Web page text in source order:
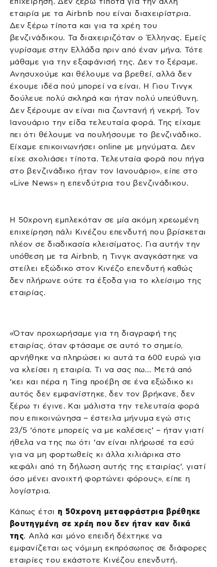
εταιρία με τα Airbnb που είναι διαχειρίστρια.
Δεν ξέρω τίποτα και για τα χρέη του
βενζινάδικου. Τα διαχειριζόταν ο Έλληνας. Εμείς
γυρίσαμε στην Ελλάδα πριν από έναν μήνα. Τότε
μάθαμε για την εξαφάνισή της. Δεν το ξέραμε.
Ανησυχούμε και θέλουμε να βρεθεί, αλλά δεν
έχουμε ιδέα πού μπορεί να είναι. Η Γιου Τινγκ
δούλευε πολύ σκληρά και ήταν πολύ υπεύθυνη.
Δεν ξέρουμε αν είναι πια ζωντανή ή νεκρή. Τον
Ιανουάριο την είδα τελευταία φορά. Της είχαμε
πει ότι θέλουμε να πουλήσουμε το βενζινάδικο.
Είχαμε επικοινωνήσει online με μηνύματα. Δεν
είχε σχολιάσει τίποτα. Τελευταία φορά που πήγα
στο βενζινάδικο ήταν τον Ιανουάριο», είπε στο
«Live News» η επενδύτρια του βενζινάδικου.
Η 50χρονη εμπλεκόταν σε μία ακόμη χρεωμένη
επιχείρηση πάλι Κινέζου επενδυτή που βρίσκεται
πλέον σε διαδικασία κλεισίματος. Για αυτήν την
υπόθεση με τα Airbnb, η Τινγκ αναγκάστηκε να
στείλει εξώδικο στον Κινέζο επενδυτή καθώς
δεν πλήρωνε ούτε τα έξοδα για το κλείσιμο της
εταιρίας.
«Όταν προχωρήσαμε για τη διαγραφή της
εταιρίας, όταν φτάσαμε σε αυτό το σημείο,
αρνήθηκε να πληρώσει κι αυτά τα 600 ευρώ για
να κλείσει η εταιρία. Τι να σας πω… Μετά από
‘κει και πέρα η Ting προέβη σε ένα εξώδικο κι
αυτός δεν εμφανίστηκε, δεν τον βρήκανε, δεν
ξέρω τι έγινε. Και μάλιστα την τελευταία φορά
που επικοινώνησα – έστειλα μήνυμα εγώ στις
23/5 ‘όποτε μπορείς να με καλέσεις’ – ήταν γιατί
ήθελα να της πω ότι ‘αν είναι πλήρωσέ τα εσύ
για να μη φορτωθείς κι άλλα χιλιάρικα στο
κεφάλι από τη δήλωση αυτής της εταιρίας’, γιατί
όσο μένει ανοιχτή φορτώνει φόρους», είπε η
λογίστρια.
Κάπως έτσι η 50χρονη μεταφράστρια βρέθηκε
βουτηγμένη σε χρέη που δεν ήταν καν δικά
της. Απλά και μόνο επειδή δέχτηκε να
εμφανίζεται ως νόμιμη εκπρόσωπος σε διάφορες
εταιρίες του εκάστοτε Κινέζου επενδυτή.